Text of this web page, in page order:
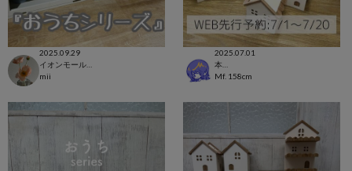
2025.09.29
mii
2025.07.01
本部
Mf. 158cm